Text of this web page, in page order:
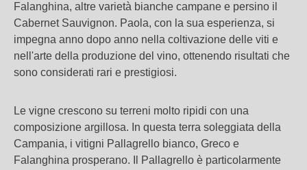
Falanghina, altre varietà bianche campane e persino il
Cabernet Sauvignon. Paola, con la sua esperienza, si
impegna anno dopo anno nella coltivazione delle viti e
nell'arte della produzione del vino, ottenendo risultati che
sono considerati rari e prestigiosi.
Le vigne crescono su terreni molto ripidi con una
composizione argillosa. In questa terra soleggiata della
Campania, i vitigni Pallagrello bianco, Greco e
Falanghina prosperano. Il Pallagrello è particolarmente